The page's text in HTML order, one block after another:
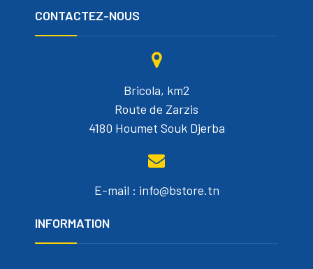
CONTACTEZ-NOUS
Bricola, km2
Route de Zarzis
4180 Houmet Souk Djerba
E-mail : info@bstore.tn
INFORMATION